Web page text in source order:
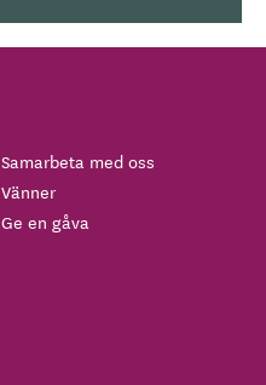
Samarbeta med oss
Vänner
Ge en gåva